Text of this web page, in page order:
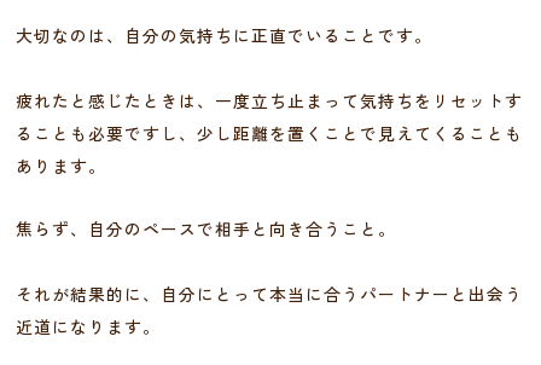
大切なのは、自分の気持ちに正直でいることです。
疲れたと感じたときは、一度立ち止まって気持ちをリセットす
ることも必要ですし、少し距離を置くことで見えてくることも
あります。
焦らず、自分のペースで相手と向き合うこと。
それが結果的に、自分にとって本当に合うパートナーと出会う
近道になります。